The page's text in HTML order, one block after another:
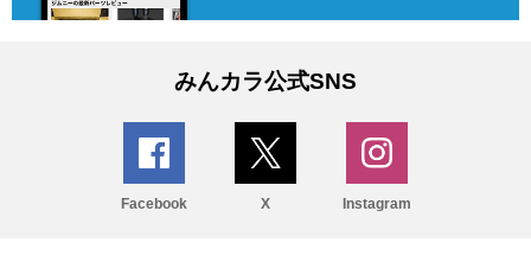
みんカラ公式SNS
Facebook X Instagram